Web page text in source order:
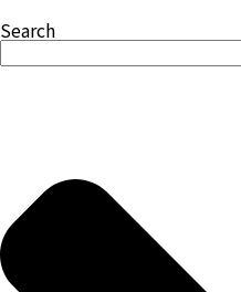
Search